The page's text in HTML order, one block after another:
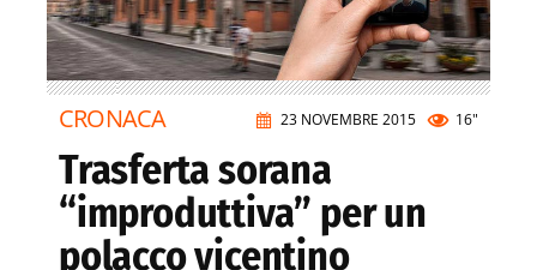
23 NOVEMBRE 2015 16"
CRONACA
Trasferta sorana
“improduttiva” per un
polacco vicentino